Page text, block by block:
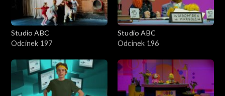
Studio ABC
Odcinek 197
Studio ABC
Odcinek 196